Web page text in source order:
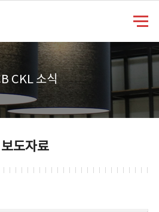
CKL 소식
보도자료